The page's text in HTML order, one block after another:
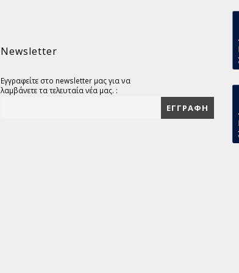
Newsletter
Εγγραφείτε στο newsletter μας για να
λαμβάνετε τα τελευταία νέα μας. :